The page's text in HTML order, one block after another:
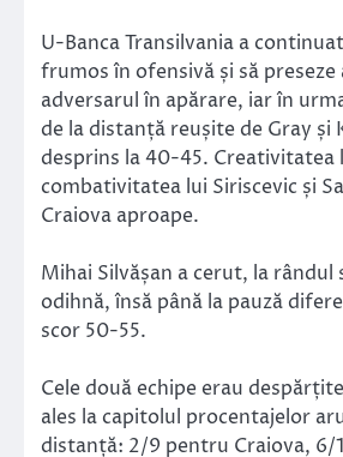
U-Banca Transilvania a
frumos în ofensivă și să preseze
adversarul în apărare, iar în
de la distanță reușite de Gray și
desprins la 40-45. Creativitatea
combativitatea lui Siriscevic și
Craiova aproape.
Mihai Silvășan a cerut, la rândul
odihnă, însă până la pauză
scor 50-55.
Cele două echipe erau
ales la capitolul procentajelor
distanță: 2/9 pentru Craiova, 6/